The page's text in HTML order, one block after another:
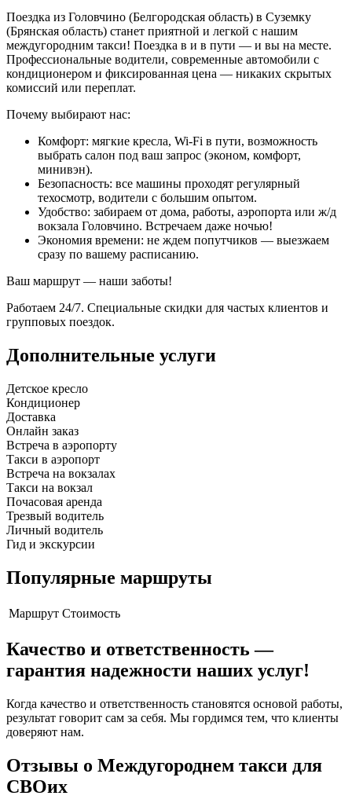
Поездка из Головчино (Белгородская область) в Суземку
(Брянская область) станет приятной и легкой с нашим
междугородним такси! Поездка в и в пути — и вы на месте.
Профессиональные водители, современные автомобили с
кондиционером и фиксированная цена — никаких скрытых
комиссий или переплат.
Почему выбирают нас:
Комфорт: мягкие кресла, Wi-Fi в пути, возможность
выбрать салон под ваш запрос (эконом, комфорт,
минивэн).
Безопасность: все машины проходят регулярный
техосмотр, водители с большим опытом.
Удобство: забираем от дома, работы, аэропорта или ж/д
вокзала Головчино. Встречаем даже ночью!
Экономия времени: не ждем попутчиков — выезжаем
сразу по вашему расписанию.
Ваш маршрут — наши заботы!
Работаем 24/7. Специальные скидки для частых клиентов и
групповых поездок.
Дополнительные услуги
Детское кресло
Кондиционер
Доставка
Онлайн заказ
Встреча в аэропорту
Такси в аэропорт
Встреча на вокзалах
Такси на вокзал
Почасовая аренда
Трезвый водитель
Личный водитель
Гид и экскурсии
Популярные маршруты
Маршрут Стоимость
Качество и ответственность —
гарантия надежности наших услуг!
Когда качество и ответственность становятся основой работы,
результат говорит сам за себя. Мы гордимся тем, что клиенты
доверяют нам.
Отзывы о Междугороднем такси для
СВОих